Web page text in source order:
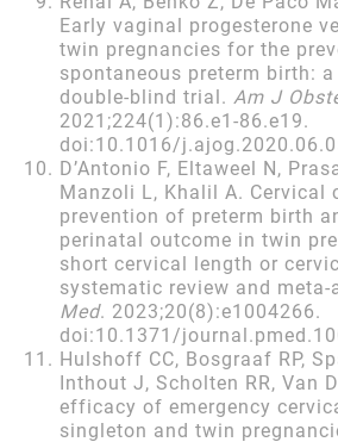
Early vaginal progesterone
twin pregnancies for the
spontaneous preterm birth:
double-blind trial. Am J
2021;224(1):86.e1-86.e19.
doi:10.1016/
D’Antonio F, Eltaweel N,
Manzoli L, Khalil A. Cervical
prevention of preterm birth
perinatal outcome in twin
short cervical length or
systematic review and meta-
Med. 2023;20(8):e1004266.
doi:10.1371/
Hulshoff CC, Bosgraaf RP,
Inthout J, Scholten RR, Van
efficacy of emergency
singleton and twin